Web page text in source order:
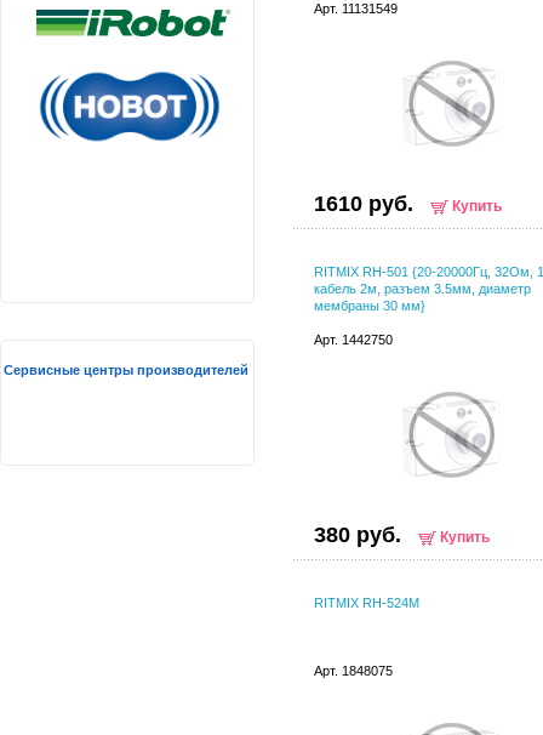
Арт. 11131549
1610 руб. Купить
RITMIX RH-501 {20-20000Гц, 32Ом,
кабель 2м, разъем 3.5мм, диаметр
мембраны 30 мм}
Арт. 1442750
380 руб. Купить
RITMIX RH-524M
Арт. 1848075
Сервисные центры производителей